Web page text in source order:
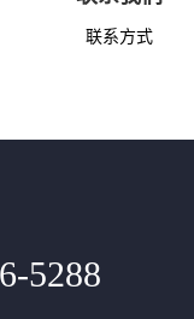
联系方式
5288